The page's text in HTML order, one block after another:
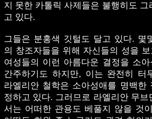
지 못한 카톨릭 사제들은 불행히도 그
고 있다.
그들은 분홍색 깃털도 달고 있다. 몇
의 창조자들을 위해 자신들의 성을
여성들의 이런 아름다운 결정을 소
간주하기도 하지만, 이는 완전히 터
라엘리안 철학은 소아성애를 명백한
정하고 있다. 그러므로 라엘리안 무브
서는 어떠한 관용도 베풀지 않을 것